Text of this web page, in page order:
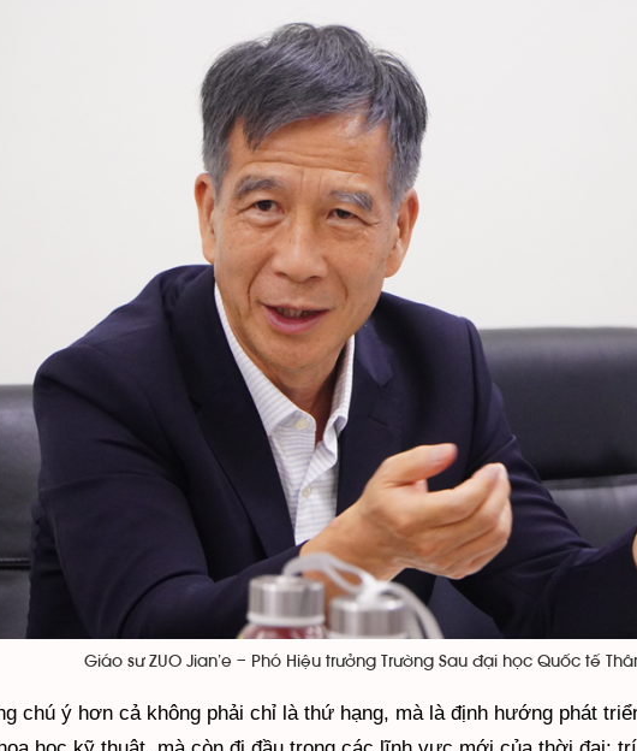
Giáo sư ZUO Jian’e – Phó Hiệu trưởng Trường Sau đại học Quốc tế
chú ý hơn cả không phải chỉ là thứ hạng, mà là định hướng phát